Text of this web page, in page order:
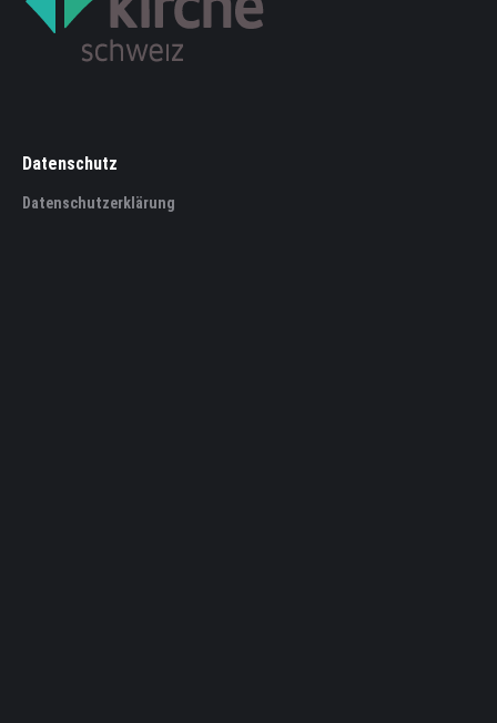
Datenschutz
Datenschutzerklärung